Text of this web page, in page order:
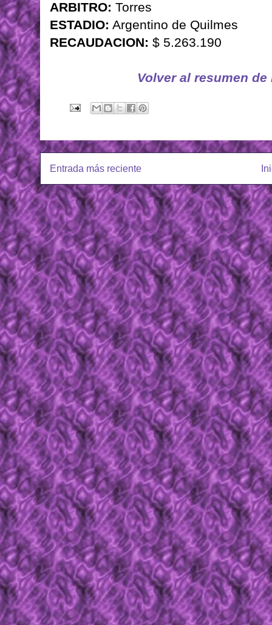
ARBITRO: Torres
ESTADIO: Argentino de Quilmes
RECAUDACION: $ 5.263.190
Volver al resumen
Entrada más reciente